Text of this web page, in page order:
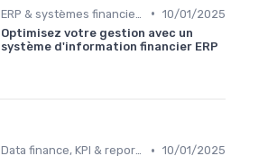
• 10/01/2025
Optimisez votre gestion avec un
système d'information financier ERP
Data finance, KPI & reporting • 10/01/2025